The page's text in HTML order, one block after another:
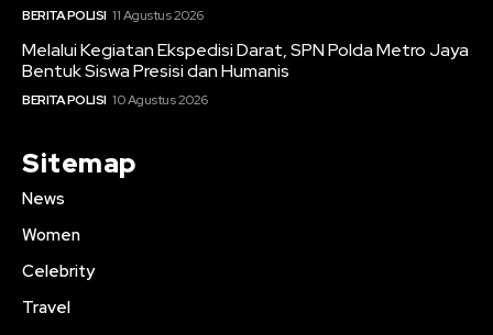
BERITA POLISI 11 Agustus 2026
Melalui Kegiatan Ekspedisi Darat, SPN Polda Metro Jaya
Bentuk Siswa Presisi dan Humanis
BERITA POLISI 10 Agustus 2026
Sitemap
News
Women
Celebrity
Travel